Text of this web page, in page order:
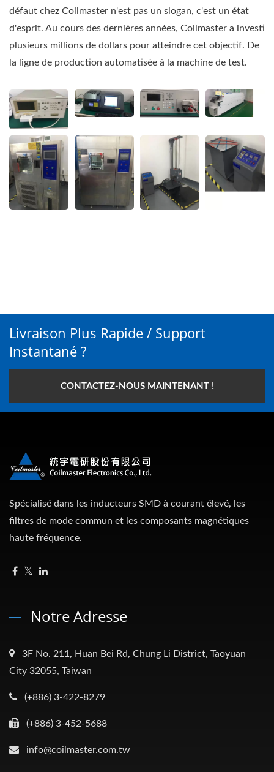
défaut chez Coilmaster n'est pas un slogan, c'est un état
d'esprit. Au cours des dernières années, Coilmaster a investi
plusieurs millions de dollars pour atteindre cet objectif. De
la ligne de production automatisée à la machine de test.
Livraison Plus Rapide / Support
Instantané ?
CONTACTEZ-NOUS MAINTENANT !
Spécialisé dans les inducteurs SMD à courant élevé, les
filtres de mode commun et les composants magnétiques
haute fréquence.
Notre Adresse
3F No. 211, Huan Bei Rd, Chung Li District, Taoyuan
City 32055, Taiwan
(+886) 3-422-8279
(+886) 3-452-5688
info@coilmaster.com.tw